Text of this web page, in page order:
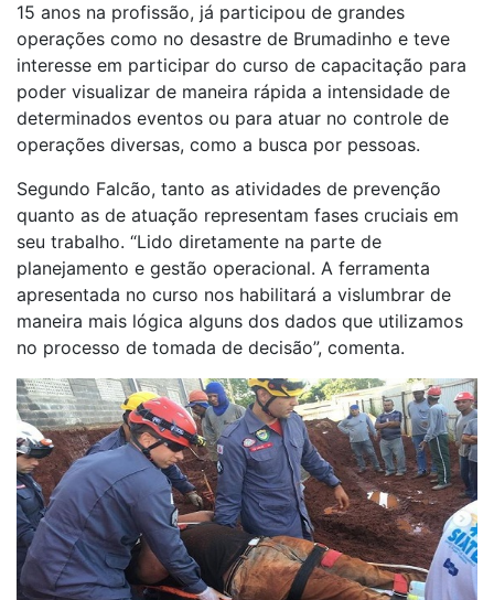
15 anos na profissão, já participou de grandes
operações como no desastre de Brumadinho e teve
interesse em participar do curso de capacitação para
poder visualizar de maneira rápida a intensidade de
determinados eventos ou para atuar no controle de
operações diversas, como a busca por pessoas.
Segundo Falcão, tanto as atividades de prevenção
quanto as de atuação representam fases cruciais em
seu trabalho. “Lido diretamente na parte de
planejamento e gestão operacional. A ferramenta
apresentada no curso nos habilitará a vislumbrar de
maneira mais lógica alguns dos dados que utilizamos
no processo de tomada de decisão”, comenta.